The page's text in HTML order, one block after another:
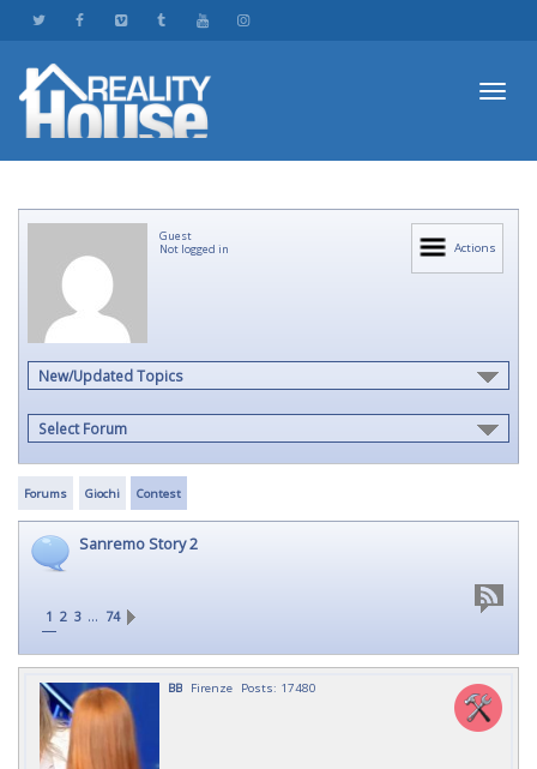
Actions
Guest
Not logged in
New/Updated Topics
Select Forum
Forums Giochi Contest
Sanremo Story 2
1 2 3 … 74
BB Firenze Posts: 17480